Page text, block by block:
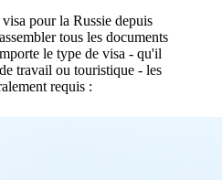
pour la Russie depuis
tous les documents
le type de visa - qu'il
travail ou touristique - les
requis :